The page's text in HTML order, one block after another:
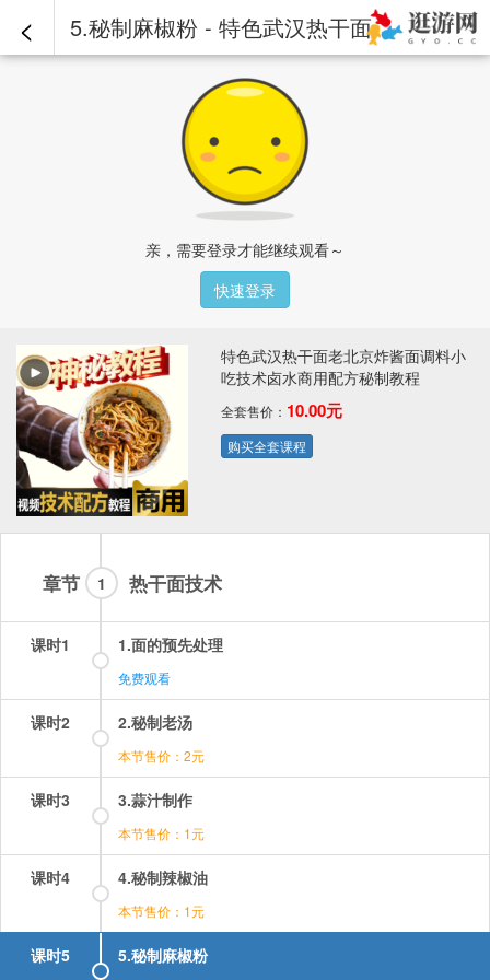
< 5.秘制麻椒粉 - 特色武汉热干面老北京炸酱面调料小吃技术卤水商用配方秘制教程
亲，需要登录才能继续观看～
快速登录
特色武汉热干面老北京炸酱面调料小
吃技术卤水商用配方秘制教程
全套售价： 10.00元
购买全套课程
章节 热干面技术
1
课时1 1.面的预先处理
免费观看
课时2 2.秘制老汤
本节售价：2元
课时3 3.蒜汁制作
本节售价：1元
课时4 4.秘制辣椒油
本节售价：1元
课时5 5.秘制麻椒粉